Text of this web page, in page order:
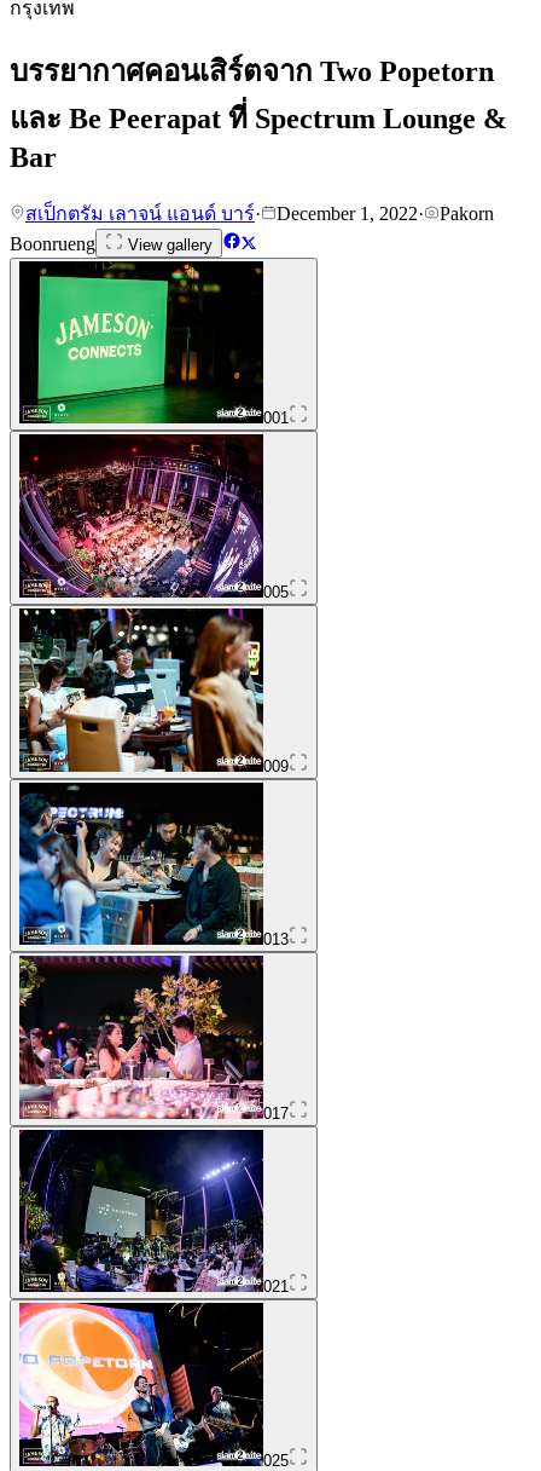
กรุงเทพ
บรรยากาศคอนเสิร์ตจาก Two Popetorn
และ Be Peerapat ที่ Spectrum Lounge &
Bar
สเป็กตรัม เลาจน์ แอนด์ บาร์· December 1, 2022·
Pakorn
Boonrueng
View gallery
001
005
009
013
017
021
025